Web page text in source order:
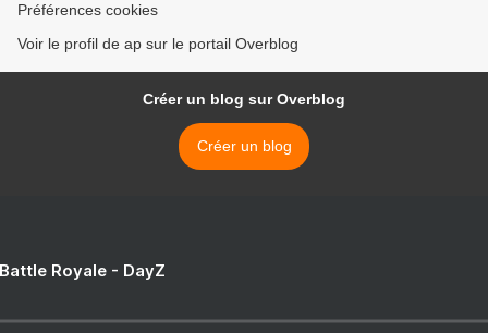
Préférences cookies
Voir le profil de ap sur le portail Overblog
Créer un blog sur Overblog
Créer un blog
Royale - DayZ